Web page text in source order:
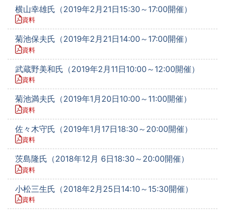
横山幸雄氏（2019年2月21日15:30～17:00開催）
資料
菊池保夫氏（2019年2月21日14:00～17:00開催）
資料
武蔵野美和氏（2019年2月11日10:00～12:00開催）
資料
菊池満夫氏（2019年1月20日10:00～11:00開催）
資料
佐々木守氏（2019年1月17日18:30～20:00開催）
資料
茨島隆氏（2018年12月 6日18:30～20:00開催）
資料
小松三生氏（2018年2月25日14:10～15:30開催）
資料